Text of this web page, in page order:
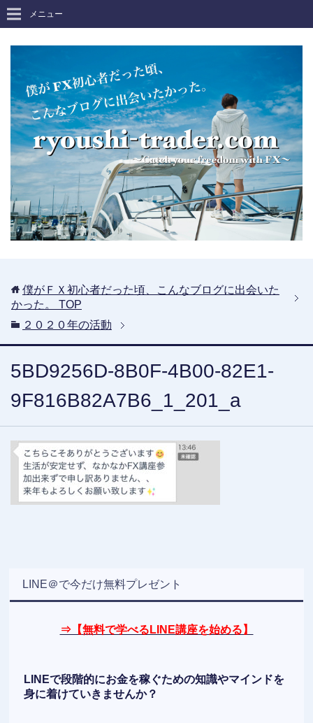
メニュー
僕がＦＸ初心者だった頃、こんなブログに出会いた
かった。
TOP
２０２０年の活動
5BD9256D-8B0F-4B00-82E1-
9F816B82A7B6_1_201_a
LINE＠で今だけ無料プレゼント
⇒【無料で学べるLINE講座を始める】
LINEで段階的にお金を稼ぐための知識やマインドを
身に着けていきませんか？